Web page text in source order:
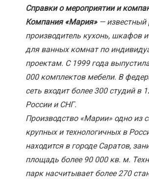
Справки о мероприятии и
Компания «Мария» — известный
производитель кухонь, шкафов
для ванных комнат по
проектам. С 1999 года
000 комплектов мебели. В
сеть входит более 300 студий в
России и СНГ.
Производство «Марии» одно из
крупных и технологичных в
находится в городе Саратов,
площадь более 90 000 кв. м.
парк насчитывает более 270